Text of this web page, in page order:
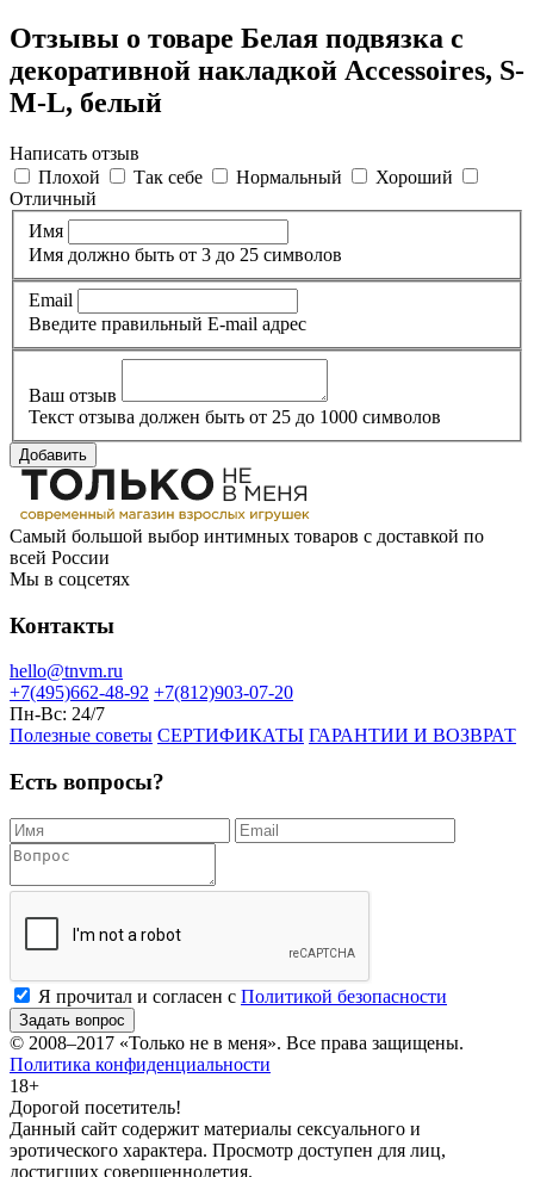
Отзывы о товаре Белая подвязка с
декоративной накладкой Accessoires, S-
M-L, белый
Написать отзыв
Плохой
Так себе Нормальный
Хороший
Отличный
Имя
Имя должно быть от 3 до 25 символов
Email
Введите правильный E-mail адрес
Ваш отзыв
Текст отзыва должен быть от 25 до 1000 символов
Добавить
Самый большой выбор интимных товаров с доставкой по
всей России
Мы в соцсетях
Контакты
hello@tnvm.ru
+7(495)662-48-92 +7(812)903-07-20
Пн-Вс: 24/7
Полезные советы СЕРТИФИКАТЫ ГАРАНТИИ И ВОЗВРАТ
Есть вопросы?
Я прочитал и согласен с Политикой безопасности
Задать вопрос
© 2008–2017 «Только не в меня». Все права защищены.
Политика конфиденциальности
18+
Дорогой посетитель!
Данный сайт содержит материалы сексуального и
эротического характера. Просмотр доступен для лиц,
достигших совершеннолетия.